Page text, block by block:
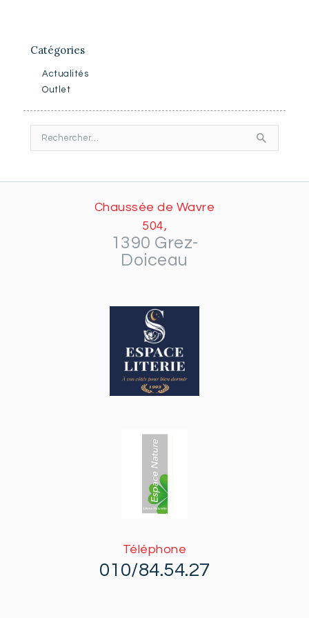
Catégories
Actualités
Outlet
Chaussée de Wavre
504,
1390 Grez-
Doiceau
Téléphone
010/84.54.27